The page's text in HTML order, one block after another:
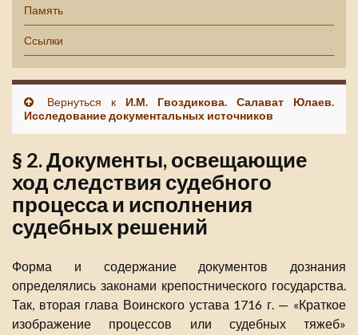
Память
Ссылки
Вернуться к И.М. Гвоздикова. Салават Юлаев.
Исследование документальных источников
§ 2. Документы, освещающие
ход следствия судебного
процесса и исполнения
судебных решений
Форма и содержание документов дознания
определялись законами крепостнического государства.
Так, вторая глава Воинского устава 1716 г. — «Краткое
изображение процессов или судебных тяжеб»